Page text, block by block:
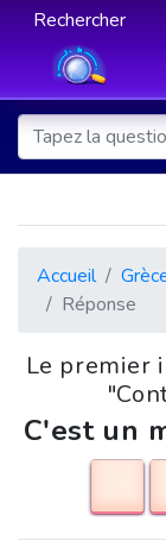
Rechercher
Accueil
Réponse
Le premier
C'est un